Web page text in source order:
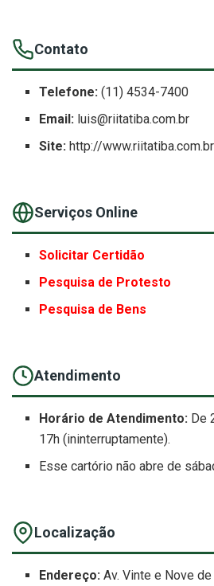
Contato
Telefone: (11) 4534-7400
Email: luis@riitatiba.com.br
Site: http://www.riitatiba.com.br
Serviços Online
Solicitar Certidão
Pesquisa de Protesto
Pesquisa de Bens
Atendimento
Horário de Atendimento: De
17h (ininterruptamente).
Esse cartório não abre de
Localização
Endereço: Av. Vinte e Nove